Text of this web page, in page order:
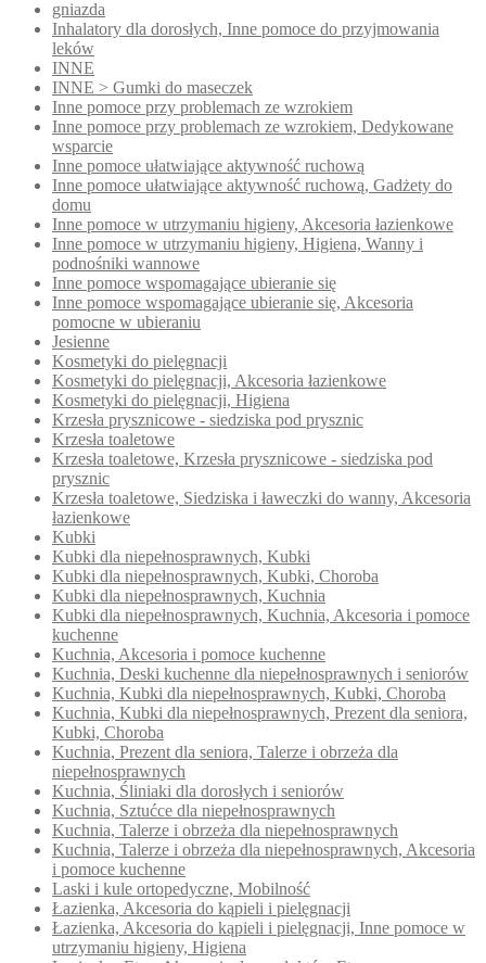
gniazda
Inhalatory dla dorosłych, Inne pomoce do przyjmowania
leków
INNE
INNE > Gumki do maseczek
Inne pomoce przy problemach ze wzrokiem
Inne pomoce przy problemach ze wzrokiem, Dedykowane
wsparcie
Inne pomoce ułatwiające aktywność ruchową
Inne pomoce ułatwiające aktywność ruchową, Gadżety do
domu
Inne pomoce w utrzymaniu higieny, Akcesoria łazienkowe
Inne pomoce w utrzymaniu higieny, Higiena, Wanny i
podnośniki wannowe
Inne pomoce wspomagające ubieranie się
Inne pomoce wspomagające ubieranie się, Akcesoria
pomocne w ubieraniu
Jesienne
Kosmetyki do pielęgnacji
Kosmetyki do pielęgnacji, Akcesoria łazienkowe
Kosmetyki do pielęgnacji, Higiena
Krzesła prysznicowe - siedziska pod prysznic
Krzesła toaletowe
Krzesła toaletowe, Krzesła prysznicowe - siedziska pod
prysznic
Krzesła toaletowe, Siedziska i ławeczki do wanny, Akcesoria
łazienkowe
Kubki
Kubki dla niepełnosprawnych, Kubki
Kubki dla niepełnosprawnych, Kubki, Choroba
Kubki dla niepełnosprawnych, Kuchnia
Kubki dla niepełnosprawnych, Kuchnia, Akcesoria i pomoce
kuchenne
Kuchnia, Akcesoria i pomoce kuchenne
Kuchnia, Deski kuchenne dla niepełnosprawnych i seniorów
Kuchnia, Kubki dla niepełnosprawnych, Kubki, Choroba
Kuchnia, Kubki dla niepełnosprawnych, Prezent dla seniora,
Kubki, Choroba
Kuchnia, Prezent dla seniora, Talerze i obrzeża dla
niepełnosprawnych
Kuchnia, Śliniaki dla dorosłych i seniorów
Kuchnia, Sztućce dla niepełnosprawnych
Kuchnia, Talerze i obrzeża dla niepełnosprawnych
Kuchnia, Talerze i obrzeża dla niepełnosprawnych, Akcesoria
i pomoce kuchenne
Laski i kule ortopedyczne, Mobilność
Łazienka, Akcesoria do kąpieli i pielęgnacji
Łazienka, Akcesoria do kąpieli i pielęgnacji, Inne pomoce w
utrzymaniu higieny, Higiena